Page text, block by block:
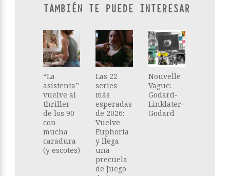
TAMBIÉN TE PUEDE INTERESAR
“La
asistenta”
vuelve al
thriller
de los 90
con
mucha
caradura
(y escotes)
Las 22
series
más
esperadas
de 2026:
Vuelve
Euphoria
y llega
una
precuela
de Juego
Nouvelle
Vague:
Godard-
Linklater-
Godard